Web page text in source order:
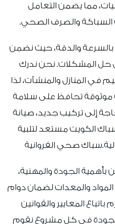
مما يضمن التعامل
والصرف الصحي.
والدقة، حيث نضمن
حل المشكلات. نحن ندرك
في المنازل والمنشآت، لذا
تحافظ على سلامة
إلى تركيب جديد، صيانة
الكويت مستعد لتلبية
صحي الفروانية
الجودة والمهنية،
والمعدات لضمان دوام
المعايير والقوانين
في كل مشروع نقوم